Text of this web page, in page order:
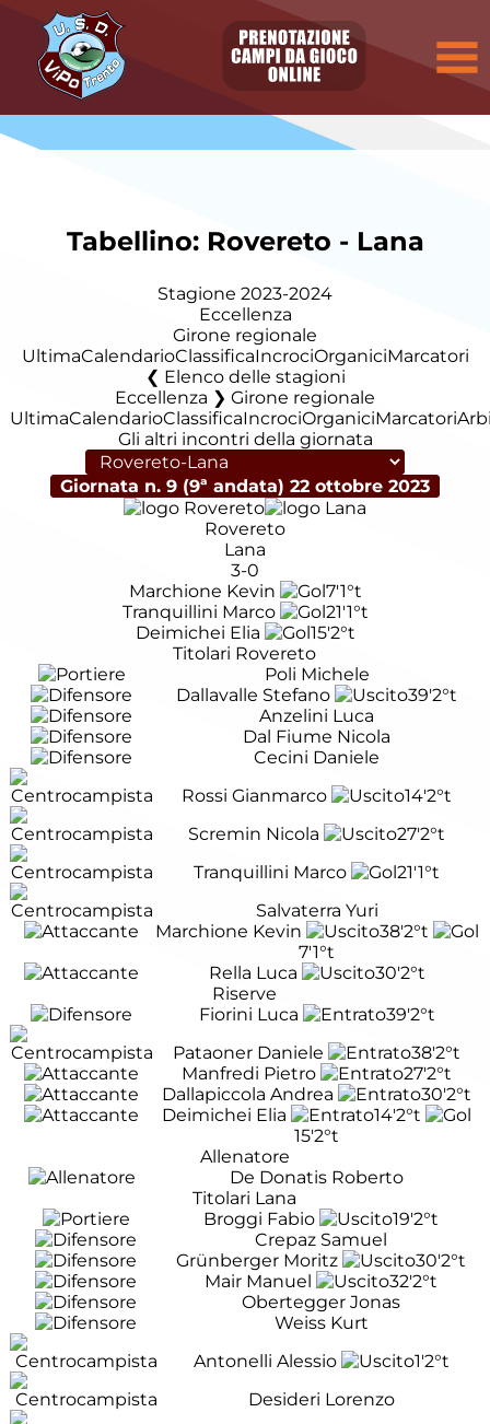
Tabellino: Rovereto - Lana
Stagione 2023-2024
Eccellenza
Girone regionale
UltimaCalendarioClassificaIncrociOrganiciMarcatori
Elenco delle stagioni
Eccellenza ❯ Girone regionale
UltimaCalendarioClassificaIncrociOrganiciMarcatori
Gli altri incontri della giornata
Giornata n. 9 (9ª andata) 22 ottobre 2023
Rovereto
Lana
3-0
Marchione Kevin
7'1°t
Tranquillini Marco
21'1°t
Deimichei Elia
15'2°t
Titolari Rovereto
Poli Michele
Dallavalle Stefano
39'2°t
Anzelini Luca
Dal Fiume Nicola
Cecini Daniele
Rossi Gianmarco
14'2°t
Scremin Nicola
27'2°t
Tranquillini Marco
21'1°t
Salvaterra Yuri
Marchione Kevin
38'2°t
7'1°t
Rella Luca
30'2°t
Riserve
Fiorini Luca
39'2°t
Pataoner Daniele
38'2°t
Manfredi Pietro
27'2°t
Dallapiccola Andrea
30'2°t
Deimichei Elia
14'2°t
15'2°t
Allenatore
De Donatis Roberto
Titolari Lana
Broggi Fabio
19'2°t
Crepaz Samuel
Grünberger Moritz
30'2°t
Mair Manuel
32'2°t
Obertegger Jonas
Weiss Kurt
Antonelli Alessio
1'2°t
Desideri Lorenzo